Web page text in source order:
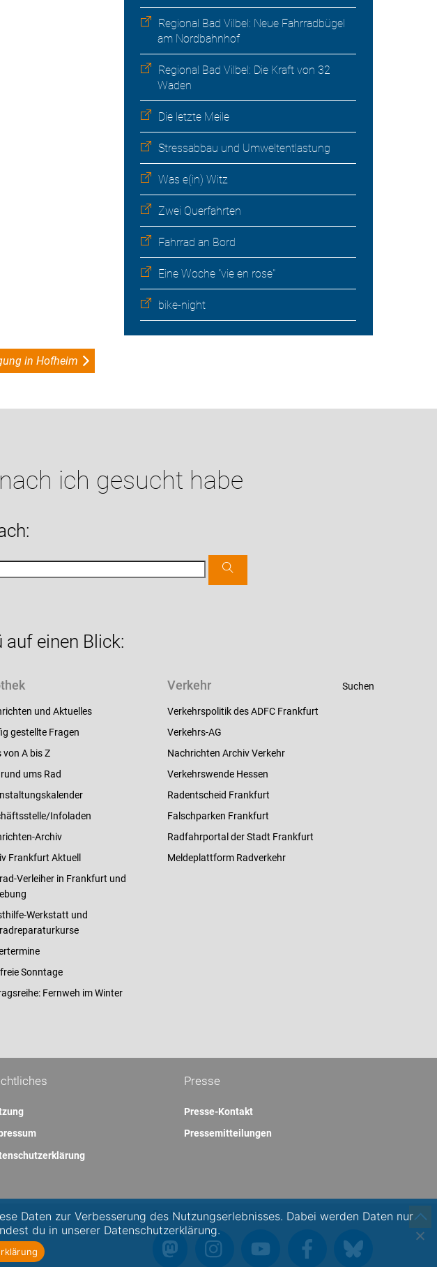
Regional Bad Vilbel: Neue Fahrradbügel
am Nordbahnhof
Regional Bad Vilbel: Die Kraft von 32
Waden
Die letzte Meile
Stressabbau und Umweltentlastung
Was e(in) Witz
Zwei Querfahrten
Fahrrad an Bord
Eine Woche "vie en rose"
bike-night
in Hofheim
ich gesucht habe
einen Blick:
und Aktuelles
gestellte Fragen
von A bis Z
ums Rad
Infoladen
Archiv
Frankfurt Aktuell
Verleiher in Frankfurt und
Werkstatt und
Sonntage
Fernweh im Winter
Verkehr
Verkehrspolitik des ADFC Frankfurt
Verkehrs-AG
Nachrichten Archiv Verkehr
Verkehrswende Hessen
Radentscheid Frankfurt
Falschparken Frankfurt
Radfahrportal der Stadt Frankfurt
Meldeplattform Radverkehr
Suchen
Presse
Presse-Kontakt
Pressemitteilungen
Bleiben Sie in Kontakt:
Daten zur Verbesserung des Nutzungserlebnisses. Dabei werden Daten nur
du in unserer Datenschutzerklärung.